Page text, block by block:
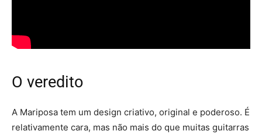
O veredito
A Mariposa tem um design criativo, original e poderoso. É
relativamente cara, mas não mais do que muitas guitarras